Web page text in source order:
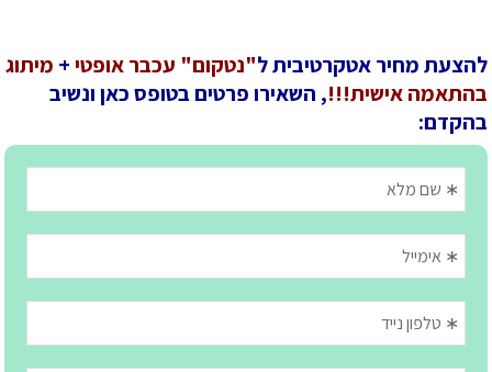
להצעת מחיר אטקרטיבית ל"נטקום" עכבר אופטי+ מיתוג
בהתאמה אישית!!!, השאירו פרטים בטופס כאן ונשיב
בהקדם: